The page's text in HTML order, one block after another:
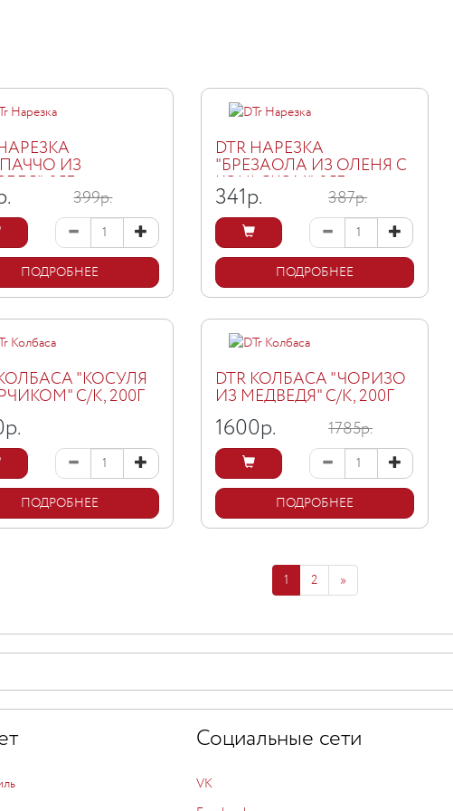
ИЗ
35Г
399р.
ПОДРОБНЕЕ
DTR НАРЕЗКА
"БРЕЗАОЛА ИЗ ОЛЕНЯ С
КОНЬЯКОМ", 35Г
341р. 387р.
ПОДРОБНЕЕ
"КОСУЛЯ
С/К, 200Г
р.
ПОДРОБНЕЕ
DTR КОЛБАСА "ЧОРИЗО
ИЗ МЕДВЕДЯ" С/К, 200Г
1600р. 1785р.
ПОДРОБНЕЕ
1 2 »
Социальные сети
VK